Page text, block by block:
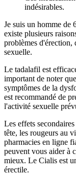
indésirables.
Je suis un homme de
existe plusieurs
problèmes d'érection,
sexuelle.
Le tadalafil est
important de noter
symptômes de la
est recommandé de
l'activité sexuelle
Les effets
tête, les rougeurs au
pharmacies en ligne
peuvent vous aider à
mieux. Le Cialis est
érectile.